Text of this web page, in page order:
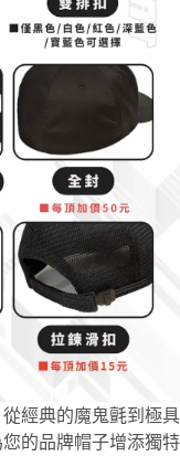
經典的魔鬼氈到極具
的品牌帽子增添獨特